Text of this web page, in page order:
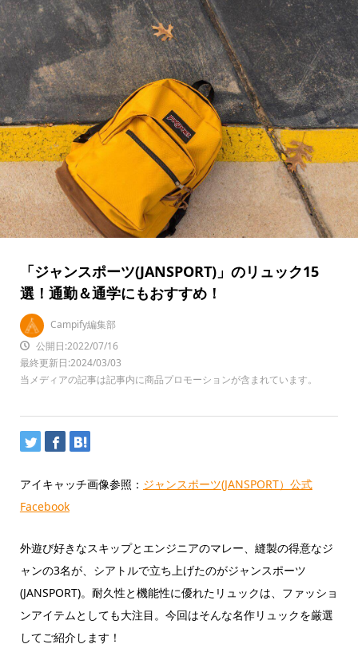
「ジャンスポーツ(JANSPORT)」のリュック15
選！通勤＆通学にもおすすめ！
Campify編集部
公開日:2022/07/16
最終更新日:2024/03/03
当メディアの記事は記事内に商品プロモーションが含まれています。
アイキャッチ画像参照： ジャンスポーツ(JANSPORT）公式
Facebook
外遊び好きなスキップとエンジニアのマレー、縫製の得意なジ
ャンの3名が、シアトルで立ち上げたのがジャンスポーツ
(JANSPORT)。耐久性と機能性に優れたリュックは、ファッショ
ンアイテムとしても大注目。今回はそんな名作リュックを厳選
してご紹介します！